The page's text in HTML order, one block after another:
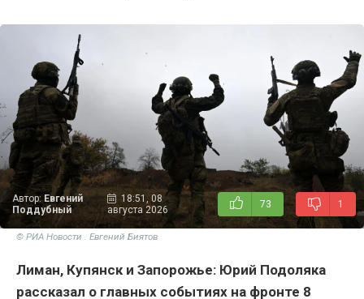
Автор:Евгений
Поддубный
18:51, 08
августа 2026
73 1
© РИА Новости . Евгений Биятов
Лиман, Купянск и Запорожье: Юрий Подоляка
рассказал о главных событиях на фронте 8